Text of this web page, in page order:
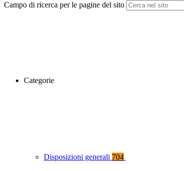
Campo di ricerca per le pagine del sito
Categorie
Disposizioni generali 704